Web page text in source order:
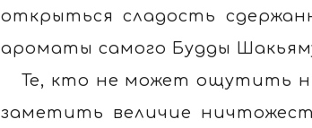
открыться сладость
ароматы самого Будды
Те, кто не может ощутить
заметить величие